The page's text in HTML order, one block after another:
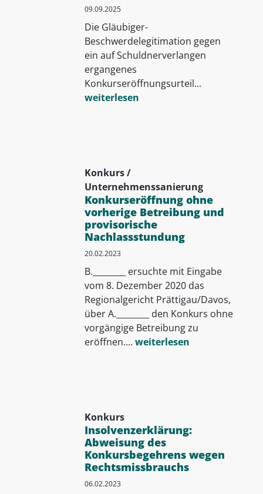
09.09.2025
Die Gläubiger-
Beschwerdelegitimation gegen
ein auf Schuldnerverlangen
ergangenes
Konkurseröffnungsurteil...
weiterlesen
Konkurs /
Unternehmenssanierung
Konkurseröffnung ohne
vorherige Betreibung und
provisorische
Nachlassstundung
20.02.2023
B.________ ersuchte mit Eingabe
vom 8. Dezember 2020 das
Regionalgericht Prättigau/Davos,
über A.________ den Konkurs ohne
vorgängige Betreibung zu
eröffnen.... weiterlesen
Konkurs
Insolvenzerklärung:
Abweisung des
Konkursbegehrens wegen
Rechtsmissbrauchs
06.02.2023